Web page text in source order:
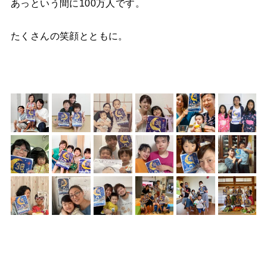
あっという間に100万人です。
たくさんの笑顔とともに。